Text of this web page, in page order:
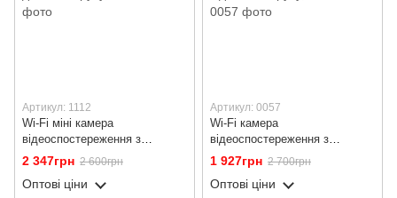
Артикул: 1112
Wi-Fi міні камера
відеоспостереження з
поворотним об'єктивом 180°
Digital Lion MD-91, з датчиком
руху, 1080P
2 347грн 2 600грн
Оптові ціни
Артикул: 0057
Wi-Fi камера
відеоспостереження з
поворотним об'єктивом 180°
Digital Lion WD16, міні, з
датчиком руху, 1080P
1 927грн 2 700грн
Оптові ціни